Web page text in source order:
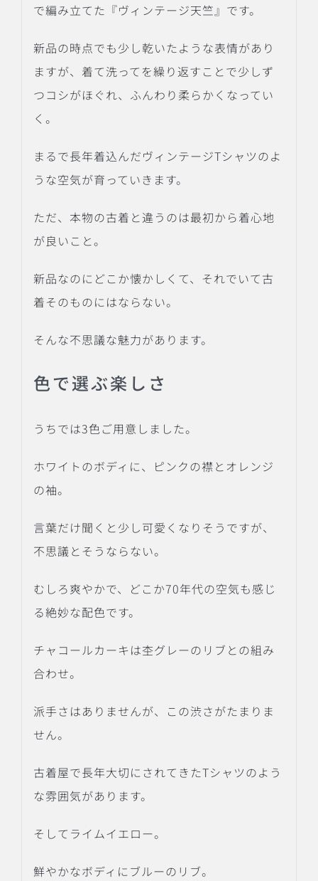
で編み立てた『ヴィンテージ天竺』です。
新品の時点でも少し乾いたような表情があり
ますが、着て洗ってを繰り返すことで少しず
つコシがほぐれ、ふんわり柔らかくなってい
く。
まるで長年着込んだヴィンテージTシャツのよ
うな空気が育っていきます。
ただ、本物の古着と違うのは最初から着心地
が良いこと。
新品なのにどこか懐かしくて、それでいて古
着そのものにはならない。
そんな不思議な魅力があります。
色で選ぶ楽しさ
うちでは3色ご用意しました。
ホワイトのボディに、ピンクの襟とオレンジ
の袖。
言葉だけ聞くと少し可愛くなりそうですが、
不思議とそうならない。
むしろ爽やかで、どこか70年代の空気も感じ
る絶妙な配色です。
チャコールカーキは杢グレーのリブとの組み
合わせ。
派手さはありませんが、この渋さがたまりま
せん。
古着屋で長年大切にされてきたTシャツのよう
な雰囲気があります。
そしてライムイエロー。
鮮やかなボディにブルーのリブ。